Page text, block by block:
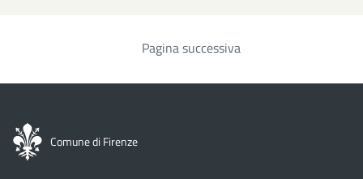
Pagina successiva
Comune di Firenze